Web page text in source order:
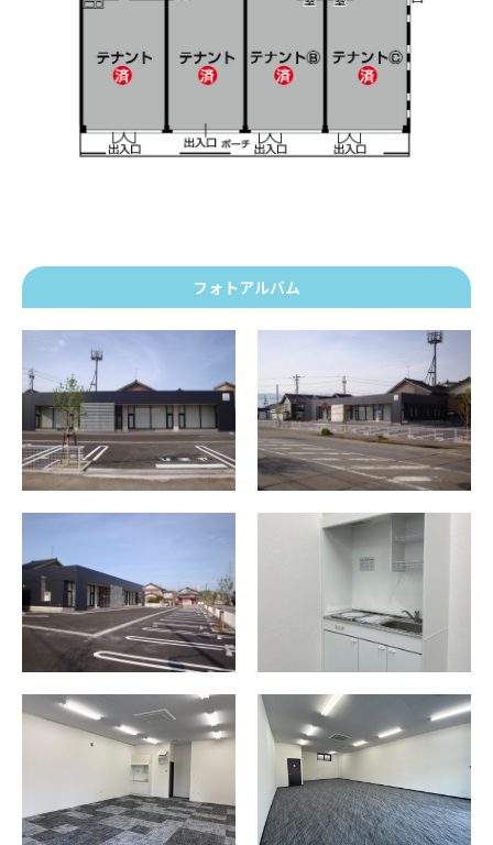
フォトアルバム